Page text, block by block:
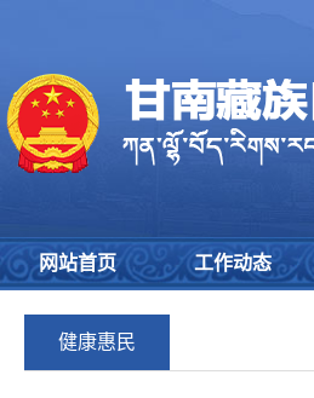
网站首页 工作动态
健康惠民